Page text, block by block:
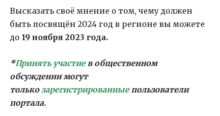
Высказать своё мнение о том, чему должен
быть посвящён 2024 год в регионе вы можете
до 19 ноября 2023 года.
*Принять участиев общественном
обсуждении могут
толькозарегистрированныепользователи
портала.